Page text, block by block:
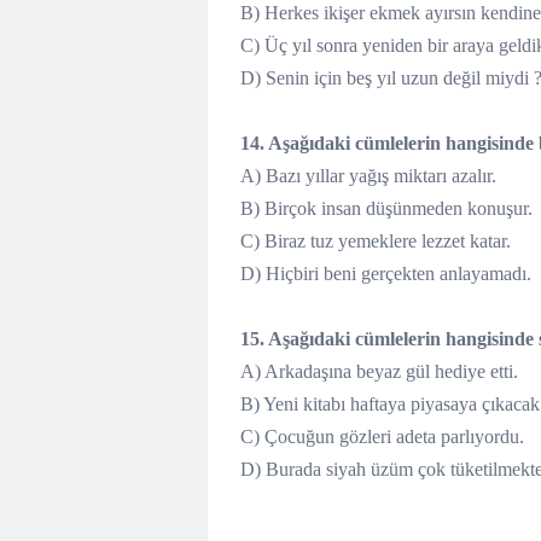
B) Herkes ikişer ekmek ayırsın
C) Üç yıl sonra yeniden bir araya
D) Senin için beş yıl uzun değil miydi ?
14. Aşağıdaki cümlelerin hangisinde
A) Bazı yıllar yağış miktarı azalır.
B) Birçok insan düşünmeden konuşur.
C) Biraz tuz yemeklere lezzet katar.
D) Hiçbiri beni gerçekten anlayamadı.
15. Aşağıdaki cümlelerin hangisinde
A) Arkadaşına beyaz gül hediye etti.
B) Yeni kitabı haftaya piyasaya
C) Çocuğun gözleri adeta parlıyordu.
D) Burada siyah üzüm çok